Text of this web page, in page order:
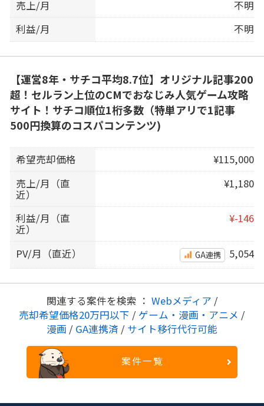
売上/月
不明
利益/月
不明
【運営8年・サチコ平均8.7位】オリジナル記事200
超！セルラン上位のCMでおなじみ人気ゲーム攻略
サイト！サチコ順位1桁多数（特単アリで1記事
500円換算のコスパコンテンツ)
希望売却価格
¥115,000
売上/月（直
近）
¥1,180
利益/月（直
近）
¥-146
PV/月（直近） GA連携 5,054
関連する案件を検索 ： Webメディア /
売却希望価格20万円以下 / ゲーム・漫画・アニメ /
漫画 / GA連携済 / サイト移行代行可能
案件一覧